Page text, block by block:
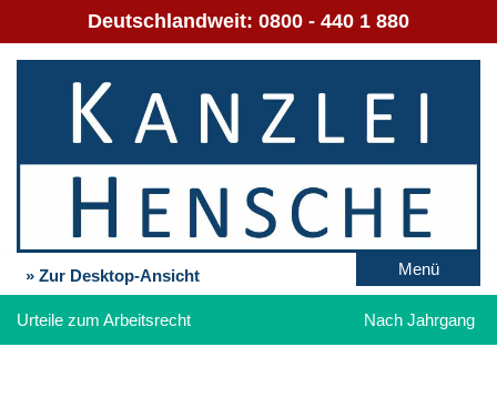
Deutschlandweit: 0800 - 440 1 880
» Zur Desktop-Ansicht Menü
Urteile zum Arbeitsrecht Nach Jahrgang